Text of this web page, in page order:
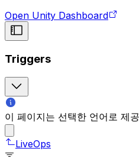
Open Unity Dashboard
Triggers
이 페이지는 선택한 언어로 제
LiveOps